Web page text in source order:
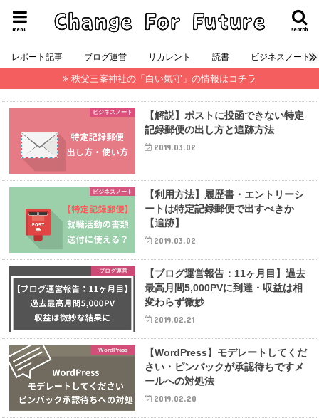
search
menu
レポート記事 ブログ運営 リカレント 読書 ビジネスノート
秩父三峯神社の「白い氣守」の情報はコチラ
ビジネスノート
【解説】ポストに投函できない特定
記録郵便の出し方と追跡方法
2019.03.02
ビジネスノート
【利用方法】履歴書・エントリーシ
ートは特定記録郵便で出すべきか
【追跡】
2019.03.02
ブログ運営
【ブログ運営報告：11ヶ月目】過去
最高月間5,000PVに到達・収益は相
変わらず微妙
2019.02.21
WordPress
【WordPress】モデレートしてくだ
さい・ピンバックが承認待ちですメ
ールへの対処法
2019.02.20